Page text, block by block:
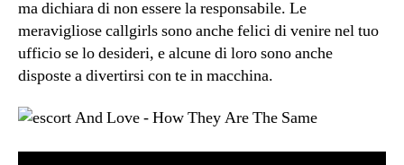
ma dichiara di non essere la responsabile. Le
meravigliose callgirls sono anche felici di venire nel tuo
ufficio se lo desideri, e alcune di loro sono anche
disposte a divertirsi con te in macchina.